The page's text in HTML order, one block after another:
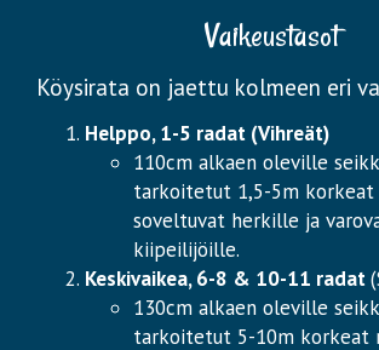
Vaikeustasot
Köysirata on jaettu kolmeen eri
Helppo, 1-5 radat (Vihreät)
110cm alkaen oleville
tarkoitetut 1,5-5m korkeat
soveltuvat herkille ja
kiipeilijöille.
Keskivaikea, 6-8 & 10-11 radat
130cm alkaen oleville
tarkoitetut 5-10m korkeat